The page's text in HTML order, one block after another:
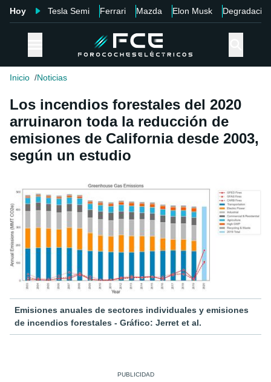
Hoy Tesla Semi Ferrari Mazda Elon Musk Degradación
Inicio Noticias
Los incendios forestales del 2020
arruinaron toda la reducción de
emisiones de California desde 2003,
según un estudio
Emisiones anuales de sectores individuales y emisiones
de incendios forestales - Gráfico: Jerret et al.